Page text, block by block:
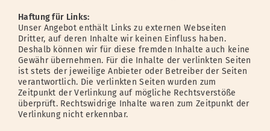
Haftung für Links:
Unser Angebot enthält Links zu externen Webseiten
Dritter, auf deren Inhalte wir keinen Einfluss haben.
Deshalb können wir für diese fremden Inhalte auch keine
Gewähr übernehmen. Für die Inhalte der verlinkten Seiten
ist stets der jeweilige Anbieter oder Betreiber der Seiten
verantwortlich. Die verlinkten Seiten wurden zum
Zeitpunkt der Verlinkung auf mögliche Rechtsverstöße
überprüft. Rechtswidrige Inhalte waren zum Zeitpunkt der
Verlinkung nicht erkennbar.